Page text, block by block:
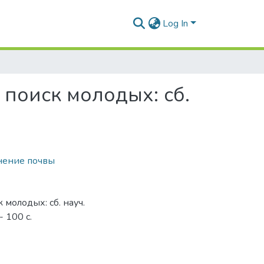
Log In
молодых: сб.
почвы
молодых: сб. науч.
100 с.